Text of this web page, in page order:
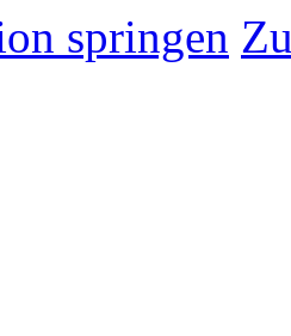
springen